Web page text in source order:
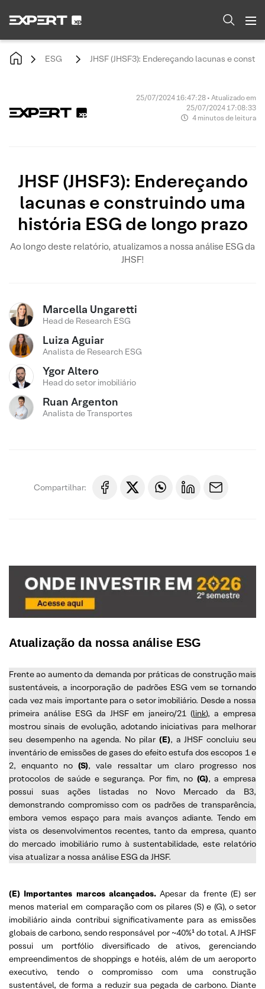
ESG JHSF (JHSF3): Endereçando lacunas e
25/07/2024 16:47:28 • Atualizado em
25/07/2024 17:08:33
4 minutos de leitura
JHSF (JHSF3): Endereçando
lacunas e construindo uma
história ESG de longo prazo
Ao longo deste relatório, atualizamos a nossa análise ESG da
JHSF!
Marcella Ungaretti
Head de Research ESG
Luiza Aguiar
Analista de Research ESG
Ygor Altero
Head do setor imobiliário
Ruan Argenton
Analista de Transportes
Compartilhar:
Atualização da nossa análise ESG
Frente ao aumento da demanda por práticas de construção mais
sustentáveis, a incorporação de padrões ESG vem se tornando
cada vez mais importante para o setor imobiliário. Desde a nossa
primeira análise ESG da JHSF em janeiro/21 (link), a empresa
mostrou sinais de evolução, adotando iniciativas para melhorar
seu desempenho na agenda. No pilar (E), a JHSF concluiu seu
inventário de emissões de gases do efeito estufa dos escopos 1 e
2, enquanto no(S), vale ressaltar um claro progresso nos
protocolos de saúde e segurança. Por fim, no (G), a empresa
possui suas ações listadas no Novo Mercado da B3,
demonstrando compromisso com os padrões de transparência,
embora vemos espaço para mais avanços adiante. Tendo em
vista os desenvolvimentos recentes, tanto da empresa, quanto
do mercado imobiliário rumo à sustentabilidade, este relatório
visa atualizar a nossa análise ESG da JHSF.
(E) Importantes marcos alcançados.Apesar da frente (E) ser
menos material em comparação com os pilares (S) e (G), o setor
imobiliário ainda contribui significativamente para as emissões
globais de carbono, sendo responsável por ~40%¹ do total. A JHSF
possui um portfólio diversificado de ativos, gerenciando
empreendimentos de shoppings e hotéis, além de um aeroporto
executivo, tendo o compromisso com uma construção
sustentável, de forma a reduzir sua pegada de carbono. Diante